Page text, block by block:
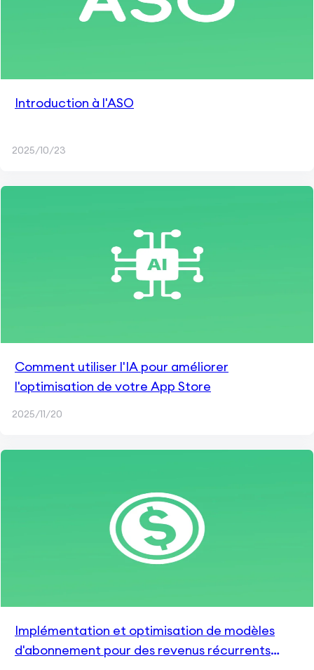
Introduction à l'ASO
2025/10/23
Comment utiliser l'IA pour améliorer
l'optimisation de votre App Store
2025/11/20
Implémentation et optimisation de modèles
d'abonnement pour des revenus récurrents